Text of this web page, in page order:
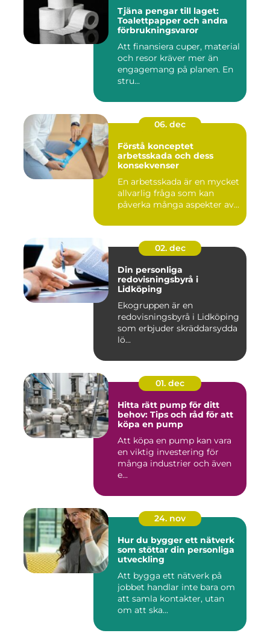
Tjäna pengar till laget:
Toalettpapper och andra
förbrukningsvaror
Att finansiera cuper, material
och resor kräver mer än
engagemang på planen. En
stru...
06. dec
Förstå konceptet
arbetsskada och dess
konsekvenser
En arbetsskada är en mycket
allvarlig fråga som kan
påverka många aspekter av...
02. dec
Din personliga
redovisningsbyrå i
Lidköping
Ekogruppen är en
redovisningsbyrå i Lidköping
som erbjuder skräddarsydda
lö...
01. dec
Hitta rätt pump för ditt
behov: Tips och råd för att
köpa en pump
Att köpa en pump kan vara
en viktig investering för
många industrier och även
e...
24. nov
Hur du bygger ett nätverk
som stöttar din personliga
utveckling
Att bygga ett nätverk på
jobbet handlar inte bara om
att samla kontakter, utan
om att ska...